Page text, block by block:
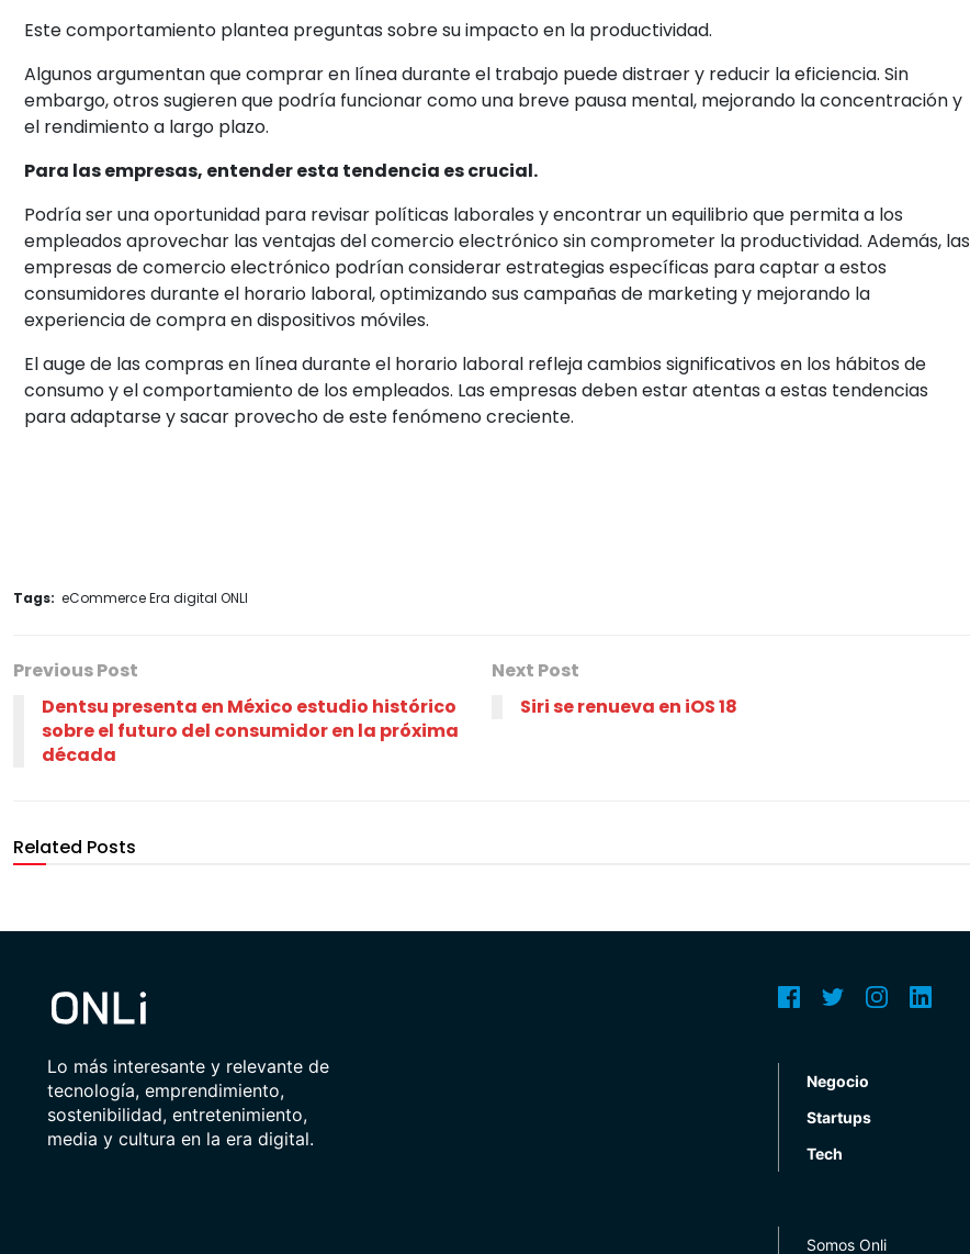
Este comportamiento plantea preguntas sobre su impacto en la productividad.
Algunos argumentan que comprar en línea durante el trabajo puede distraer y reducir la eficiencia. Sin
embargo, otros sugieren que podría funcionar como una breve pausa mental, mejorando la concentración y
el rendimiento a largo plazo.
Para las empresas, entender esta tendencia es crucial.
Podría ser una oportunidad para revisar políticas laborales y encontrar un equilibrio que permita a los
empleados aprovechar las ventajas del comercio electrónico sin comprometer la productividad. Además, las
empresas de comercio electrónico podrían considerar estrategias específicas para captar a estos
consumidores durante el horario laboral, optimizando sus campañas de marketing y mejorando la
experiencia de compra en dispositivos móviles.
El auge de las compras en línea durante el horario laboral refleja cambios significativos en los hábitos de
consumo y el comportamiento de los empleados. Las empresas deben estar atentas a estas tendencias
para adaptarse y sacar provecho de este fenómeno creciente.
Tags: eCommerce Era digital ONLI
Previous Post
Dentsu presenta en México estudio histórico
sobre el futuro del consumidor en la próxima
década
Next Post
Siri se renueva en iOS 18
Related Posts
Lo más interesante y relevante de
tecnología, emprendimiento,
sostenibilidad, entretenimiento,
media y cultura en la era digital.
Negocio
Startups
Tech
Somos Onli